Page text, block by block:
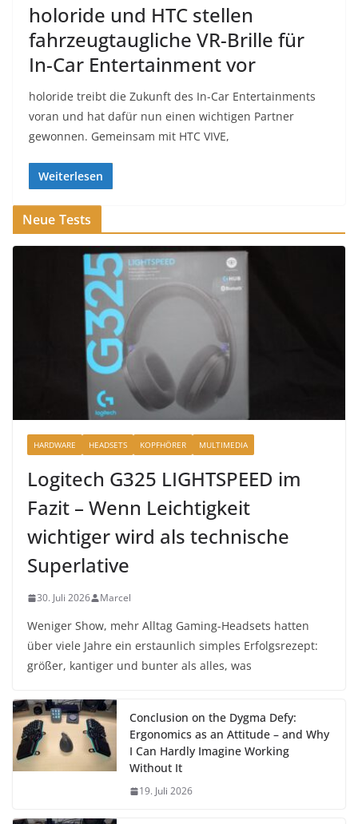
holoride und HTC stellen
fahrzeugtaugliche VR-Brille für
In-Car Entertainment vor
holoride treibt die Zukunft des In-Car Entertainments
voran und hat dafür nun einen wichtigen Partner
gewonnen. Gemeinsam mit HTC VIVE,
Weiterlesen
Neue Tests
HARDWARE HEADSETS KOPFHÖRER MULTIMEDIA
Logitech G325 LIGHTSPEED im
Fazit – Wenn Leichtigkeit
wichtiger wird als technische
Superlative
30. Juli 2026 Marcel
Weniger Show, mehr Alltag Gaming-Headsets hatten
über viele Jahre ein erstaunlich simples Erfolgsrezept:
größer, kantiger und bunter als alles, was
Conclusion on the Dygma Defy:
Ergonomics as an Attitude – and Why
I Can Hardly Imagine Working
Without It
19. Juli 2026